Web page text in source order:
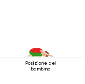
Posizione del
bambino